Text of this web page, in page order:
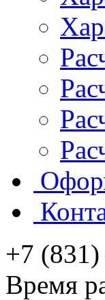
+7
Время